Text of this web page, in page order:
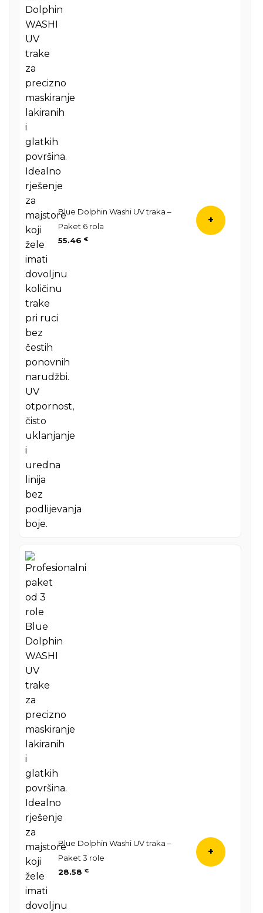
Blue Dolphin Washi UV traka –
Paket 6 rola
55.46 €
+
Blue Dolphin Washi UV traka –
Paket 3 role
28.58 €
+